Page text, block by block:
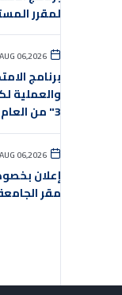
لمقرر
AUG 06,2026
برنامج
3" من العام الدراسي 2025-2025
AUG 06,2026
إعلان
مقر